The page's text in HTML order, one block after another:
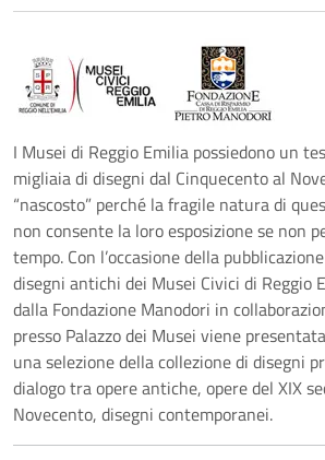
I Musei di Reggio Emilia possiedono un
migliaia di disegni dal Cinquecento al
“nascosto” perché la fragile natura di
non consente la loro esposizione se non
tempo. Con l’occasione della
disegni antichi dei Musei Civici di Reggio
dalla Fondazione Manodori in
presso Palazzo dei Musei viene
una selezione della collezione di disegni
dialogo tra opere antiche, opere del XIX
Novecento, disegni contemporanei.